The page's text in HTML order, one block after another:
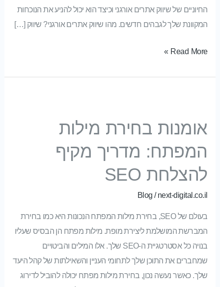
החיוניים של שיווק אתרים אורגני וכיצד הוא יכול להניע את הנוכחות
המקוונת שלך לגבהים חדשים. מהו שיווק אתרים אורגני? שיווק […]
Read More »
אומנות בחירת מילות
המפתח: מדריך מקיף
להצלחת SEO
Blog /next-digital.co.il
בעולם של SEO, בחירת מילות המפתח הנכונות היא כמו בחירת
המברשת המושלמת ליצירת מופת. מילות מפתח הן הבסיס שעליו
בנויה כל אסטרטגיית ה-SEO שלך. אלו המילים והביטויים
שמחברים את התוכן שלך לתחומי העניין והשאילתות של קהל היעד
שלך. כאשר נעשה נכון, בחירת מילות מפתח יכולה להוביל לדירוג